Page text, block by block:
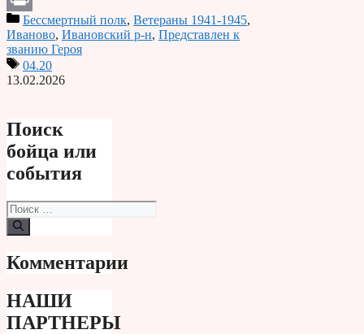
PrintБессмертный полк, Ветераны 1941-1945,
Иваново, Ивановский р-н, Представлен к
званию Героя
04.20
13.02.2026
Поиск
бойца или
события
Поиск:
Комментарии
НАШИ
ПАРТНЕРЫ